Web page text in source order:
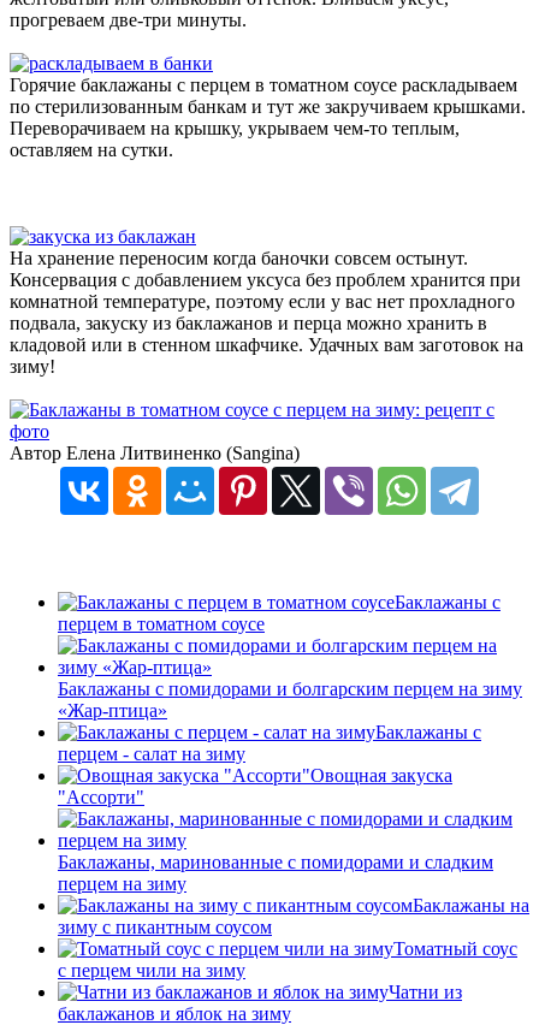
прогреваем две-три минуты.
Горячие баклажаны с перцем в томатном соусе раскладываем
по стерилизованным банкам и тут же закручиваем крышками.
Переворачиваем на крышку, укрываем чем-то теплым,
оставляем на сутки.
На хранение переносим когда баночки совсем остынут.
Консервация с добавлением уксуса без проблем хранится при
комнатной температуре, поэтому если у вас нет прохладного
подвала, закуску из баклажанов и перца можно хранить в
кладовой или в стенном шкафчике. Удачных вам заготовок на
зиму!
Автор Елена Литвиненко (Sangina)
Баклажаны с
перцем в томатном соусе
Баклажаны с помидорами и болгарским перцем на зиму
«Жар-птица»
Баклажаны с
перцем - салат на зиму
Овощная закуска
"Ассорти"
Баклажаны, маринованные с помидорами и сладким
перцем на зиму
Баклажаны на
зиму с пикантным соусом
Томатный соус
с перцем чили на зиму
Чатни из
баклажанов и яблок на зиму